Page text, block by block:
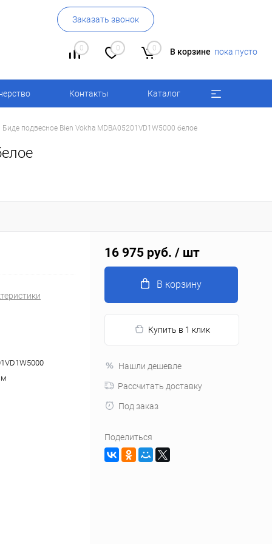
Заказать звонок
0 0 0 В корзине пока пусто
Контакты Каталог
Биде подвесное Bien Vokha MDBA05201VD1W5000 белое
16 975 руб. / шт
В корзину
Купить в 1 клик
Нашли дешевле
Рассчитать доставку
Под заказ
Поделиться